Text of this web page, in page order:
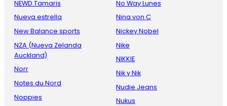
NEWD.Tamaris
Nueva estrella
New Balance sports
NZA (Nueva Zelanda
Auckland)
Norr
Notes du Nord
Noppies
No Way Lunes
Nina von C
Nickey Nobel
Nike
NIKKIE
Nik y Nik
Nudie Jeans
Nukus